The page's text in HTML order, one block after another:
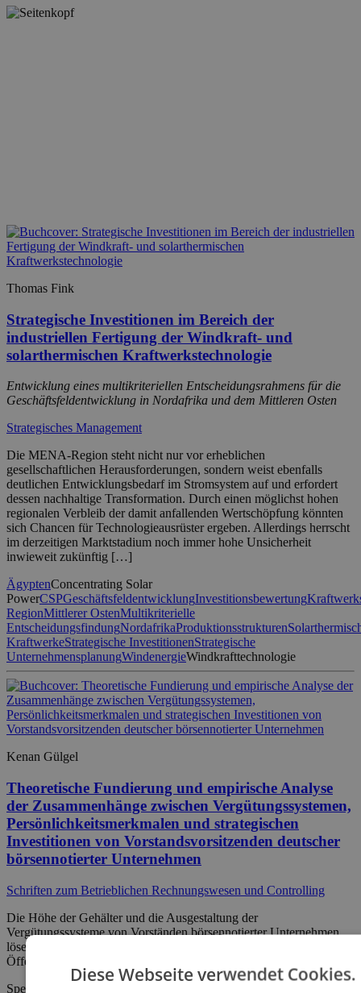
Thomas Fink
Strategische Investitionen im Bereich der
industriellen Fertigung der Windkraft- und
solarthermischen Kraftwerkstechnologie
Entwicklung eines multikriteriellen Entscheidungsrahmens für die
Geschäftsfeldentwicklung in Nordafrika und dem Mittleren Osten
Strategisches Management
Die MENA-Region steht nicht nur vor erheblichen
gesellschaftlichen Herausforderungen, sondern weist ebenfalls
deutlichen Entwicklungsbedarf im Stromsystem auf und erfordert
dessen nachhaltige Transformation. Durch einen möglichst hohen
regionalen Verbleib der damit anfallenden Wertschöpfung könnten
sich Chancen für Technologieausrüster ergeben. Allerdings herrscht
im derzeitigen Marktstadium noch immer hohe Unsicherheit
inwieweit zukünftig […]
ÄgyptenConcentrating Solar
PowerCSPGeschäftsfeldentwicklungInvestitionsbewertung
RegionMittlerer OstenMultikriterielle
EntscheidungsfindungNordafrikaProduktionsstrukturen
KraftwerkeStrategische InvestitionenStrategische
UnternehmensplanungWindenergieWindkrafttechnologie
Kenan Gülgel
Theoretische Fundierung und empirische Analyse
der Zusammenhänge zwischen Vergütungssystemen,
Persönlichkeitsmerkmalen und strategischen
Investitionen von Vorstandsvorsitzenden deutscher
börsennotierter Unternehmen
Schriften zum Betrieblichen Rechnungswesen und Controlling
Die Höhe der Gehälter und die Ausgestaltung der
Vergütungssysteme von Vorständen börsennotierter Unternehmen
lösen seit Jahrzenten häufig intensive Diskussionen in der Politik,
Öffentlichkeit und Wissenschaft aus.
Speziell die Bemessungsgrundlagen, also die Parameter, die die
Diese Webseite verwendet Cookies.